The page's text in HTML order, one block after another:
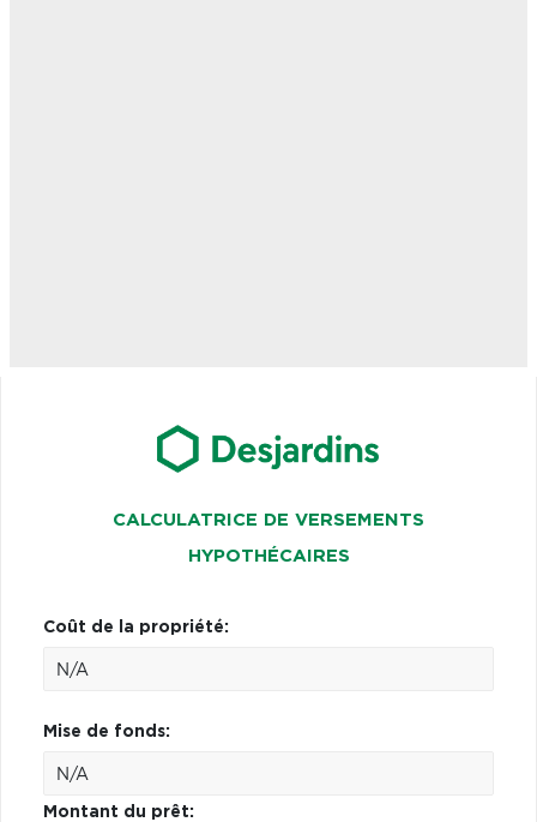
CALCULATRICE DE VERSEMENTS
HYPOTHÉCAIRES
Coût de la propriété:
Mise de fonds:
Montant du prêt: